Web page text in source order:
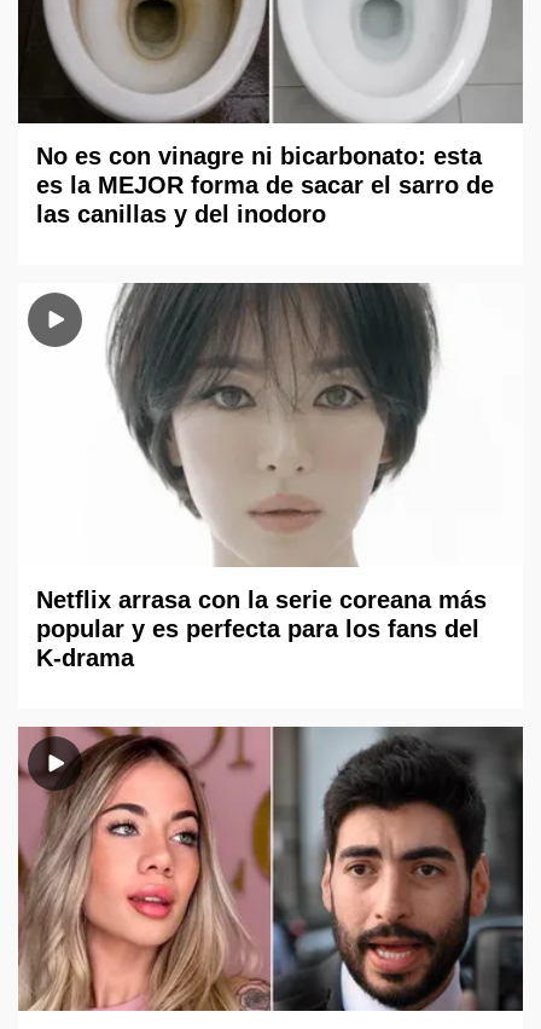
No es con vinagre ni bicarbonato: esta
es la MEJOR forma de sacar el sarro de
las canillas y del inodoro
Netflix arrasa con la serie coreana más
popular y es perfecta para los fans del
K-drama